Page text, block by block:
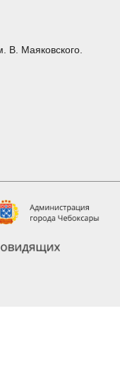
В. Маяковского.